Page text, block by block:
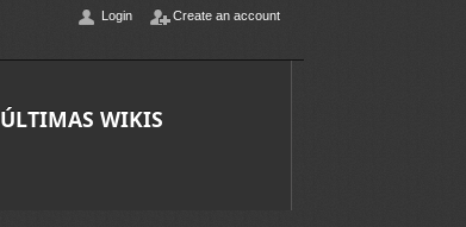
ÚLTIMAS WIKIS
Login Create an account